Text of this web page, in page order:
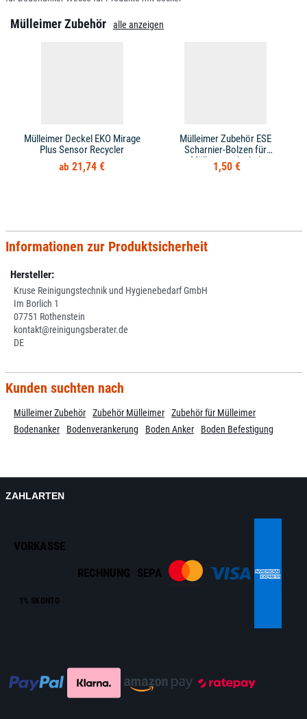
Mülleimer Zubehör alle anzeigen
Mülleimer Deckel EKO Mirage
Plus Sensor Recycler
21,74 €
Mülleimer Zubehör ESE
Scharnier-Bolzen für
Mülltonnendeckel
1,50 €
Informationen zur Produktsicherheit
Hersteller:
Kruse Reinigungstechnik und Hygienebedarf GmbH
Im Borlich 1
07751 Rothenstein
kontakt@reinigungsberater.de
DE
Kunden suchten nach
Mülleimer Zubehör Zubehör Mülleimer
Zubehör für Mülleimer
Bodenanker
Bodenverankerung Boden Anker Boden Befestigung
ZAHLARTEN
VORKASSE
1% SKONTO
RECHNUNG SEPA